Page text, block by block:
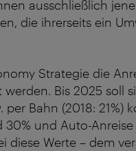
ausschließlich jene
die ihrerseits ein
Strategie die
Bis 2025 soll
Bahn (2018: 21%)
und Auto-
diese Werte – dem